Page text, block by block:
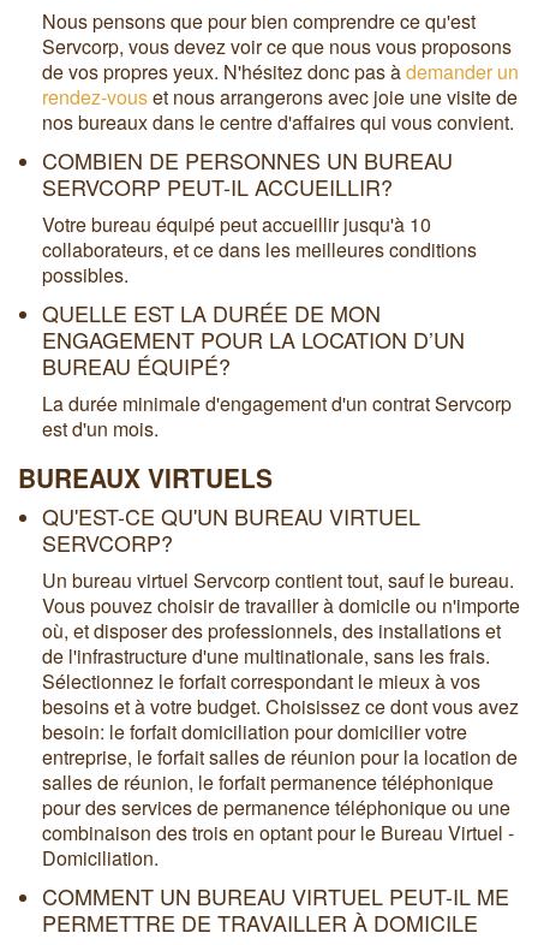
Nous pensons que pour bien comprendre ce qu'est
Servcorp, vous devez voir ce que nous vous proposons
de vos propres yeux. N'hésitez donc pas àdemander un
rendez-vouset nous arrangerons avec joie une visite de
nos bureaux dans le centre d'affaires qui vous convient.
COMBIEN DE PERSONNES UN BUREAU
SERVCORP PEUT-IL ACCUEILLIR?
Votre bureau équipé peut accueillir jusqu'à 10
collaborateurs, et ce dans les meilleures conditions
possibles.
QUELLE EST LA DURÉE DE MON
ENGAGEMENT POUR LA LOCATION D’UN
BUREAU ÉQUIPÉ?
La durée minimale d'engagement d'un contrat Servcorp
est d'un mois.
BUREAUX VIRTUELS
QU'EST-CE QU'UN BUREAU VIRTUEL
SERVCORP?
Un bureau virtuel Servcorp contient tout, sauf le bureau.
Vous pouvez choisir de travailler à domicile ou n'importe
où, et disposer des professionnels, des installations et
de l'infrastructure d'une multinationale, sans les frais.
Sélectionnez le forfait correspondant le mieux à vos
besoins et à votre budget. Choisissez ce dont vous avez
besoin: le forfait domiciliation pour domicilier votre
entreprise, le forfait salles de réunion pour la location de
salles de réunion, le forfait permanence téléphonique
pour des services de permanence téléphonique ou une
combinaison des trois en optant pour le Bureau Virtuel -
Domiciliation.
COMMENT UN BUREAU VIRTUEL PEUT-IL ME
PERMETTRE DE TRAVAILLER À DOMICILE